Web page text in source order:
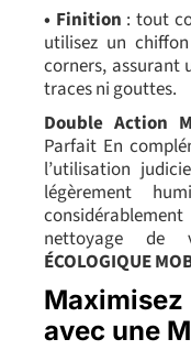
• Finition : tout
utilisez un
corners, assurant
traces ni gouttes.
Double Action
Parfait En
l’utilisation
légèrement
nettoyage
ÉCOLOGIQUE
avec une